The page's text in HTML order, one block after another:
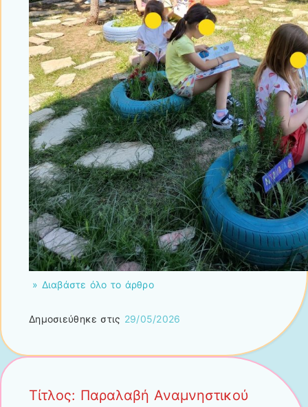
» Διαβάστε όλο το άρθρο
Δημοσιεύθηκε στις 29/05/2026
Τίτλος: Παραλαβή Αναμνηστικού